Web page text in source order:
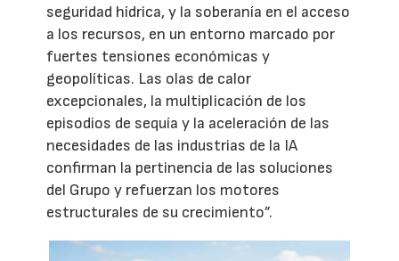
seguridad hídrica, y la soberanía en el acceso
a los recursos, en un entorno marcado por
fuertes tensiones económicas y
geopolíticas. Las olas de calor
excepcionales, la multiplicación de los
episodios de sequía y la aceleración de las
necesidades de las industrias de la IA
confirman la pertinencia de las soluciones
del Grupo y refuerzan los motores
estructurales de su crecimiento”.